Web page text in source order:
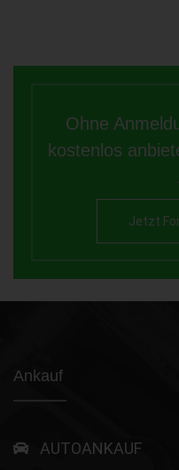
Ohne
kostenlos
Jetzt
Ankauf
AUTOANKAUF